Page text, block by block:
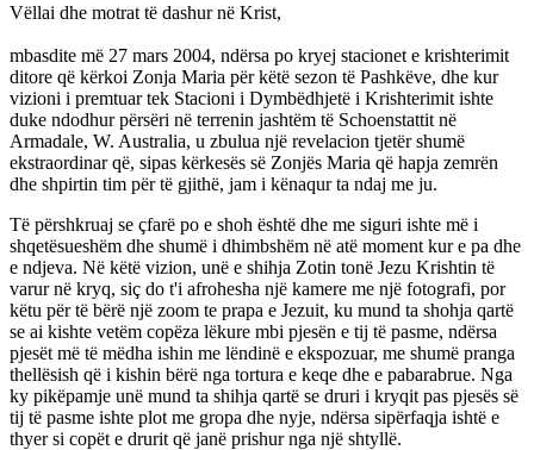
Vëllai dhe motrat të dashur në Krist,
mbasdite më 27 mars 2004, ndërsa po kryej stacionet e krishterimit
ditore që kërkoi Zonja Maria për këtë sezon të Pashkëve, dhe kur
vizioni i premtuar tek Stacioni i Dymbëdhjetë i Krishterimit ishte
duke ndodhur përsëri në terrenin jashtëm të Schoenstattit në
Armadale, W. Australia, u zbulua një revelacion tjetër shumë
ekstraordinar që, sipas kërkesës së Zonjës Maria që hapja zemrën
dhe shpirtin tim për të gjithë, jam i kënaqur ta ndaj me ju.
Të përshkruaj se çfarë po e shoh është dhe me siguri ishte më i
shqetësueshëm dhe shumë i dhimbshëm në atë moment kur e pa dhe
e ndjeva. Në këtë vizion, unë e shihja Zotin tonë Jezu Krishtin të
varur në kryq, siç do t'i afrohesha një kamere me një fotografi, por
këtu për të bërë një zoom te prapa e Jezuit, ku mund ta shohja qartë
se ai kishte vetëm copëza lëkure mbi pjesën e tij të pasme, ndërsa
pjesët më të mëdha ishin me lëndinë e ekspozuar, me shumë pranga
thellësish që i kishin bërë nga tortura e keqe dhe e pabarabrue. Nga
ky pikëpamje unë mund ta shihja qartë se druri i kryqit pas pjesës së
tij të pasme ishte plot me gropa dhe nyje, ndërsa sipërfaqja ishtë e
thyer si copët e drurit që janë prishur nga një shtyllë.